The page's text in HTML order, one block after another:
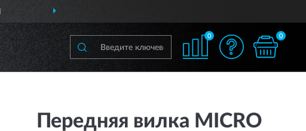
0 0
Передняя вилка MICRO